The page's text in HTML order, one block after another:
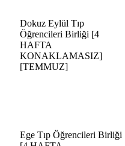
Dokuz Eylül Tıp
Öğrencileri Birliği [4
HAFTA
KONAKLAMASIZ]
[TEMMUZ]
Ege Tıp Öğrencileri Birliği